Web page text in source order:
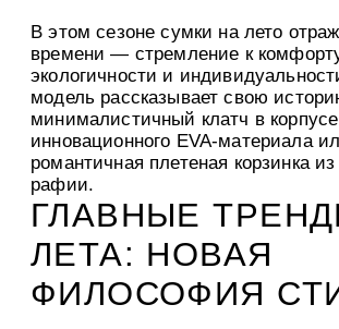
В этом сезоне сумки на лето
времени — стремление к
экологичности и
модель рассказывает свою
минималистичный клатч в
инновационного EVA-материала
романтичная плетеная корзинка
рафии.
ГЛАВНЫЕ
ЛЕТА: НОВАЯ
ФИЛОСОФИЯ